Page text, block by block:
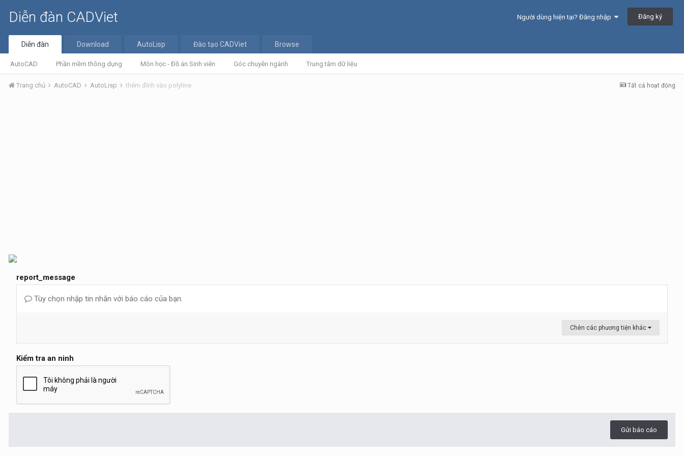
Diễn đàn CADViet Người dùng hiện tại? Đăng nhập Đăng ký
Diễn đàn
AutoCAD Phần mềm thông dụng Môn học - Đồ án Sinh viên Góc chuyên ngành Trung tâm dữ liệu
Download AutoLisp Đào tạo CADViet Browse
Tất cả hoạt động
Trang chủ AutoCAD AutoLisp thêm đỉnh vào polyline
report_message
Tùy chọn nhập tin nhắn với báo cáo của bạn.
Chèn các phương tiện khác
Kiểm tra an ninh
Gửi báo cáo